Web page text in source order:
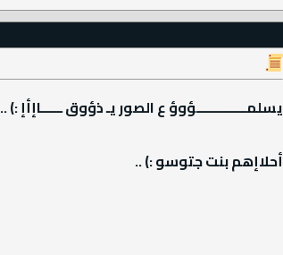
يسلمــــــــــــــؤوؤ ع الصور يـ ذؤوق ــــــاإأإ :) ..
أحلاإهم بنت جتوسو :) ..